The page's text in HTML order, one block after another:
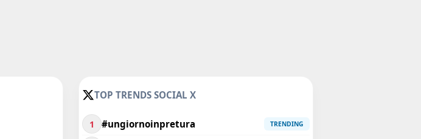
TOP TRENDS SOCIAL X
1 #ungiornoinpretura TRENDING